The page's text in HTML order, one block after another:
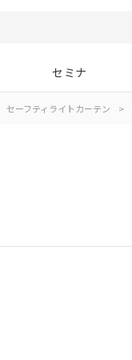
セミナ
セーフティライトカーテン >